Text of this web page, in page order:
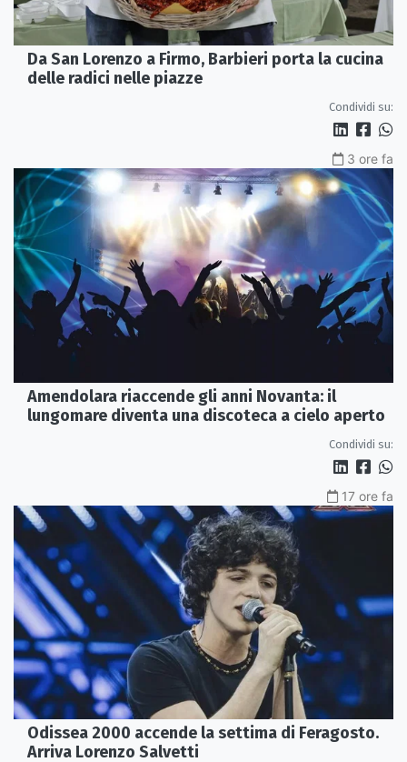
Da San Lorenzo a Firmo, Barbieri porta la cucina
delle radici nelle piazze
Condividi su:
3 ore fa
Amendolara riaccende gli anni Novanta: il
lungomare diventa una discoteca a cielo aperto
Condividi su:
17 ore fa
Odissea 2000 accende la settima di Feragosto.
Arriva Lorenzo Salvetti